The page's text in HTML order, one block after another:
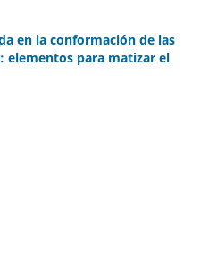
en la conformación de las
elementos para matizar el